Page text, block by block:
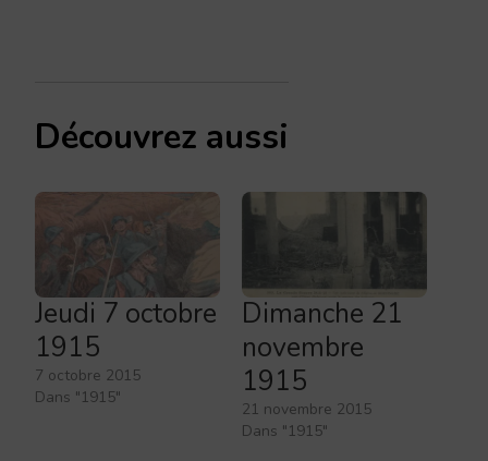
Découvrez aussi
Jeudi 7 octobre
1915
7 octobre 2015
Dans "1915"
Dimanche 21
novembre
1915
21 novembre 2015
Dans "1915"